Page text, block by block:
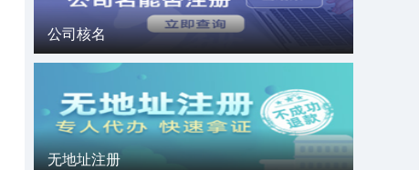
公司核名
无地址注册